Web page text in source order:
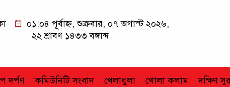
০১:০৪ পূর্বাহ্ন, শুক্রবার, ০৭ অগাস্ট ২০২৬,
২২ শ্রাবণ ১৪৩৩ বঙ্গাব্দ
দর্পণ কমিউনিটি সংবাদ খেলাধুলা খোলা কলাম দক্ষিণ